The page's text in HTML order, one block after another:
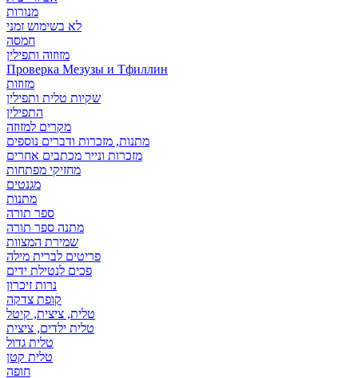
מנורות
לא בשימוש זמני
חמסה
מזוזוה ותפילין
Проверка Мезузы и Тфиллин
מזוזות
שקיות טלית ותפילין
התפילין
מקרים למזוזה
מתנות, מזכרות ודברים נוספים
מזכרות ונייר מכתבים אחרים
מחזיקי מפתחות
מגנטים
מתנות
ספר תורה
מתנה ספר תורה
שמירת המצוות
פריטים לברית מילה
פכים לנטילת ידים
נרות זיכרון
קופת צדקה
טלית, ציצית, קיטל
טלית ילדים, ציצית
טלית גדול
טלית קטן